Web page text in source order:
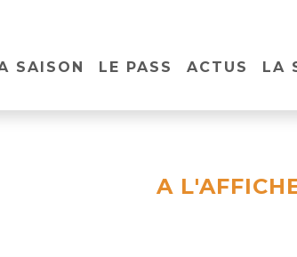
SAISON LE PASS ACTUS LA
A